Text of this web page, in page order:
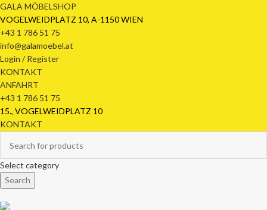
GALA MÖBELSHOP
VOGELWEIDPLATZ 10, A-1150 WIEN
+43 1 786 51 75
info@galamoebel.at
Login / Register
KONTAKT
ANFAHRT
+43 1 786 51 75
15., VOGELWEIDPLATZ 10
KONTAKT
Select category
Search